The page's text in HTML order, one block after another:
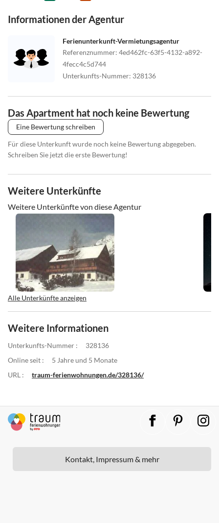
Informationen der Agentur
Ferienunterkunft-Vermietungsagentur
Referenznummer: 4ed462fc-63f5-4132-a892-
4fecc4c5d744
Unterkunfts-Nummer: 328136
Das Apartment hat noch keine Bewertung
Eine Bewertung schreiben
Für diese Unterkunft wurde noch keine Bewertung abgegeben.
Schreiben Sie jetzt die erste Bewertung!
Weitere Unterkünfte
Weitere Unterkünfte von diese Agentur
Alle Unterkünfte anzeigen
Weitere Informationen
Unterkunfts-Nummer :
328136
Online seit :
5 Jahre und 5 Monate
URL :
traum-ferienwohnungen.de/328136/
Kontakt, Impressum & mehr